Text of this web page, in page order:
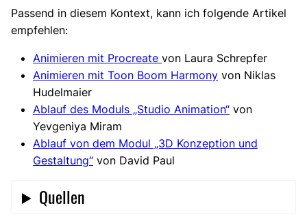
Passend in diesem Kontext, kann ich folgende Artikel
empfehlen:
Animieren mit Procreate von Laura Schrepfer
Animieren mit Toon Boom Harmony von Niklas
Hudelmaier
Ablauf des Moduls „Studio Animation“ von
Yevgeniya Miram
Ablauf von dem Modul „3D Konzeption und
Gestaltung“ von David Paul
Quellen